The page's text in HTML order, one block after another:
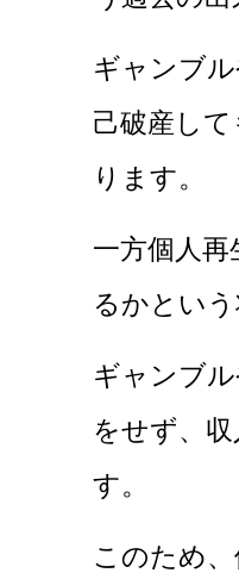
ギャンブ
己破産し
ります。
一方個人
るかとい
ギャンブ
をせず、
す。
このため